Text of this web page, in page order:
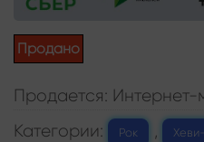
Продано
Продается:
Категории:
Рок ,